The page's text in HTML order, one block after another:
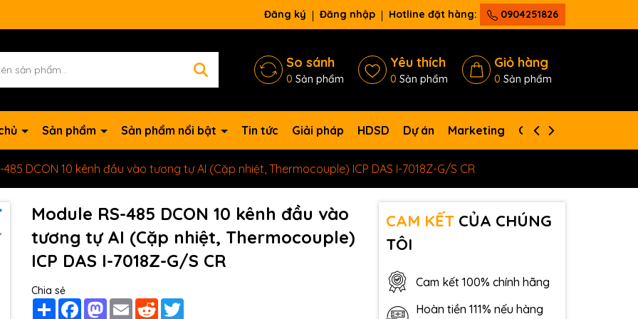
Đăng ký Đăng nhập Hotline đặt hàng: 0904251826
So sánh
0 Sản phẩm
Yêu thích
0 Sản phẩm
Giỏ hàng
0 Sản phẩm
Sản phẩm Sản phẩm nổi bật Tin tức Giải pháp HDSD Dự án Marketing Giới thiệu
485 DCON 10 kênh đầu vào tương tự AI (Cặp nhiệt, Thermocouple) ICP DAS I-7018Z-G/S CR
Module RS-485 DCON 10 kênh đầu vào
tương tự AI (Cặp nhiệt, Thermocouple)
ICP DAS I-7018Z-G/S CR
Chia sẻ
Share FacebookMastodon
Email Reddit
CAM KẾTCỦA CHÚNG
TÔI
Cam kết 100% chính hãng
Hoàn tiền 111% nếu hàng
Mã giảm giá: